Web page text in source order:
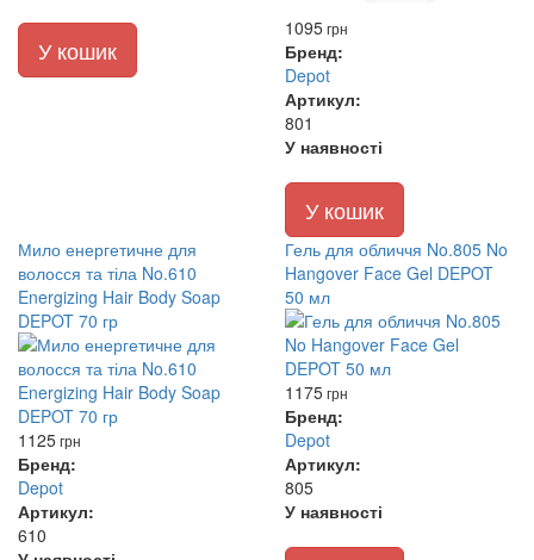
У кошик
1095грн
Бренд:
Depot
Артикул:
801
У наявності
У кошик
Мило енергетичне для
волосся та тіла No.610
Energizing Hair Body Soap
DEPOT 70 гр
1125грн
Бренд:
Depot
Артикул:
610
Гель для обличчя No.805 No
Hangover Face Gel DEPOT
50 мл
1175грн
Бренд:
Depot
Артикул:
805
У наявності